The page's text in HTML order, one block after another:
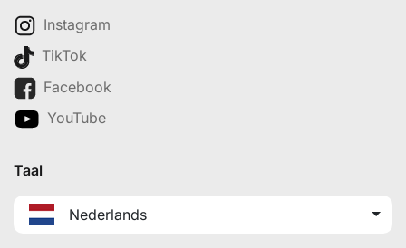
Instagram
TikTok
Facebook
YouTube
Taal
Nederlands